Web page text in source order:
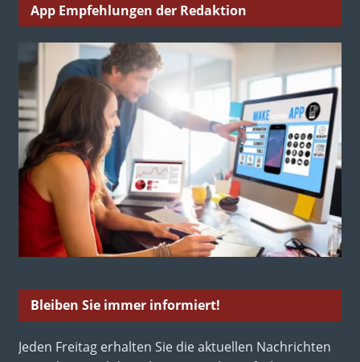
App Empfehlungen der Redaktion
Bleiben Sie immer informiert!
Jeden Freitag erhalten Sie die aktuellen Nachrichten